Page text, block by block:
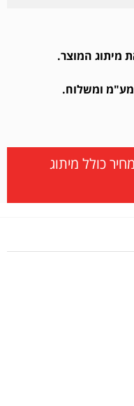
מיתוג המוצר.
מע"מ ומשלוח.
כולל מיתוג